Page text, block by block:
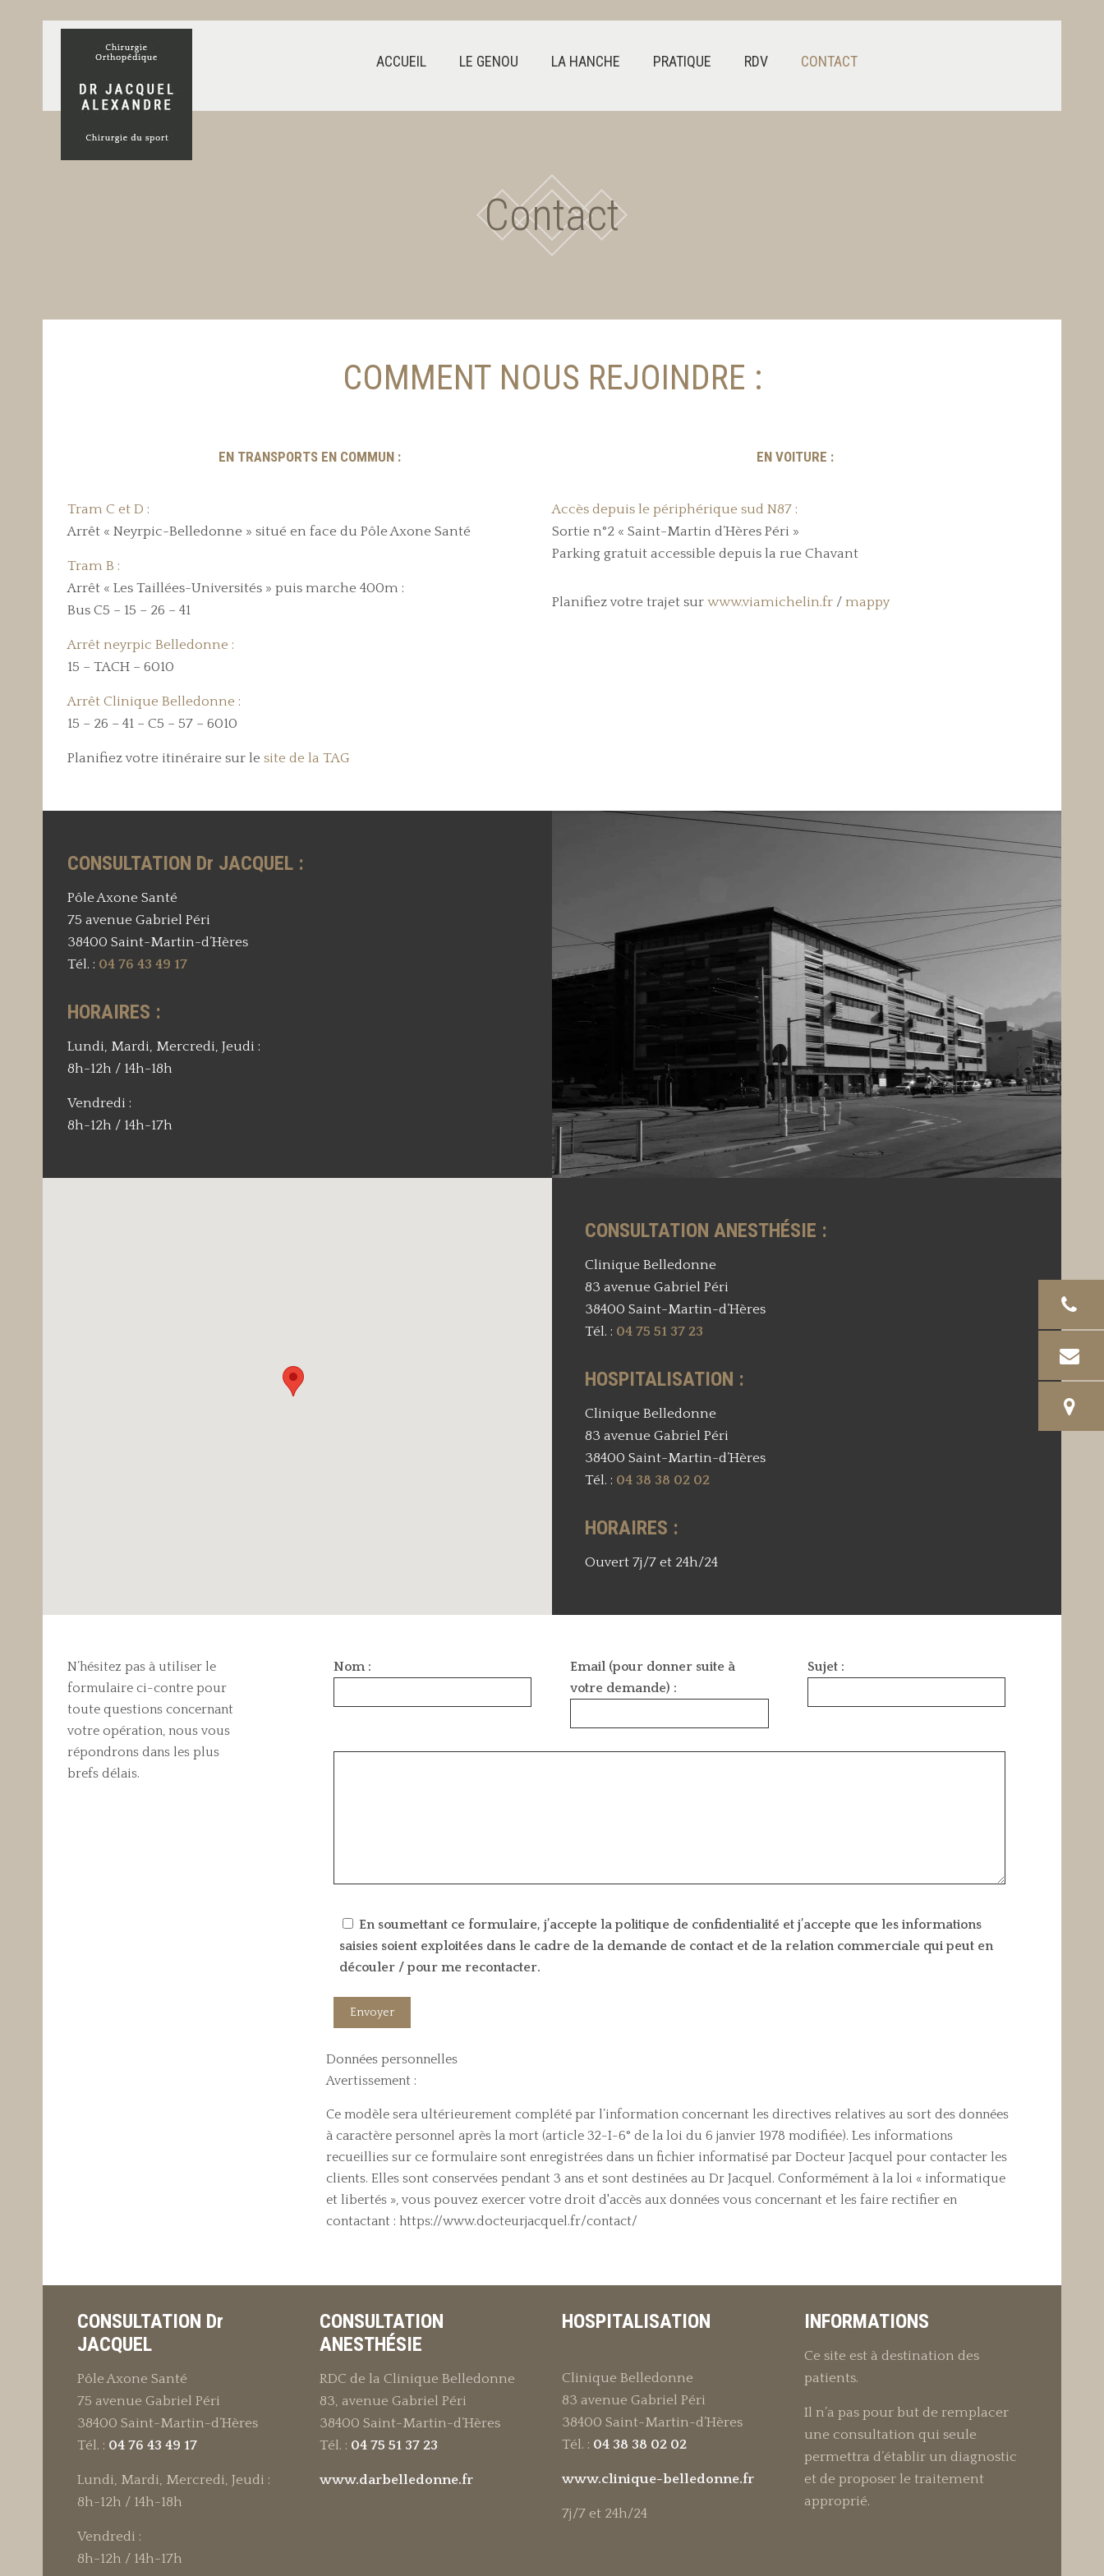
ACCUEIL LE GENOU LA HANCHE PRATIQUE RDV CONTACT
Contact
COMMENT NOUS REJOINDRE :
EN TRANSPORTS EN COMMUN :
Tram C et D :
Arrêt « Neyrpic-Belledonne » situé en face du Pôle Axone Santé
Tram B :
Arrêt « Les Taillées-Universités » puis marche 400m :
Bus C5 – 15 – 26 – 41
Arrêt neyrpic Belledonne :
15 – TACH – 6010
Arrêt Clinique Belledonne :
15 – 26 – 41 – C5 – 57 – 6010
Planifiez votre itinéraire sur le site de la TAG
EN VOITURE :
Accès depuis le périphérique sud N87 :
Sortie n°2 « Saint-Martin d’Hères Péri »
Parking gratuit accessible depuis la rue Chavant
Planifiez votre trajet surwww.viamichelin.fr /mappy
CONSULTATION Dr JACQUEL :
Pôle Axone Santé
75 avenue Gabriel Péri
38400 Saint-Martin-d’Hères
Tél. : 04 76 43 49 17
HORAIRES :
Lundi, Mardi, Mercredi, Jeudi :
8h-12h / 14h-18h
Vendredi :
8h-12h / 14h-17h
CONSULTATION ANESTHÉSIE :
Clinique Belledonne
83 avenue Gabriel Péri
38400 Saint-Martin-d’Hères
Tél. : 04 75 51 37 23
HOSPITALISATION :
Clinique Belledonne
83 avenue Gabriel Péri
38400 Saint-Martin-d’Hères
Tél. : 04 38 38 02 02
HORAIRES :
Ouvert 7j/7 et 24h/24
N’hésitez pas à utiliser le
formulaire ci-contre pour
toute questions concernant
votre opération, nous vous
répondrons dans les plus
brefs délais.
Nom :
Email (pour donner suite à
votre demande) :
Sujet :
En soumettant ce formulaire, j’accepte la politique de confidentialité et j’accepte que les informations
saisies soient exploitées dans le cadre de la demande de contact et de la relation commerciale qui peut en
découler / pour me recontacter.
Données personnelles
Avertissement :
Ce modèle sera ultérieurement complété par l’information concernant les directives relatives au sort des données
à caractère personnel après la mort (article 32-I-6° de la loi du 6 janvier 1978 modifiée). Les informations
recueillies sur ce formulaire sont enregistrées dans un fichier informatisé par Docteur Jacquel pour contacter les
clients. Elles sont conservées pendant 3 ans et sont destinées au Dr Jacquel. Conformément à la loi « informatique
et libertés », vous pouvez exercer votre droit d'accès aux données vous concernant et les faire rectifier en
contactant : https://www.docteurjacquel.fr/contact/
CONSULTATION Dr
JACQUEL
Pôle Axone Santé
75 avenue Gabriel Péri
38400 Saint-Martin-d’Hères
Tél. : 04 76 43 49 17
Lundi, Mardi, Mercredi, Jeudi :
8h-12h / 14h-18h
Vendredi :
8h-12h / 14h-17h
CONSULTATION
ANESTHÉSIE
RDC de la Clinique Belledonne
83, avenue Gabriel Péri
38400 Saint-Martin-d’Hères
Tél. : 04 75 51 37 23
www.darbelledonne.fr
HOSPITALISATION
Clinique Belledonne
83 avenue Gabriel Péri
38400 Saint-Martin-d’Hères
Tél. : 04 38 38 02 02
www.clinique-belledonne.fr
7j/7 et 24h/24
INFORMATIONS
Ce site est à destination des
patients.
Il n’a pas pour but de remplacer
une consultation qui seule
permettra d’établir un diagnostic
et de proposer le traitement
approprié.